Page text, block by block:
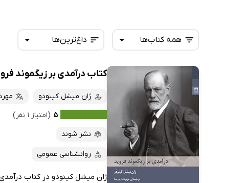
داغ‌ترین‌ها
تازه‌ها
داغ‌ترین‌ها
پربحث‌ها
ارزان ترین‌ها
همه کتاب‌ها
همه کتاب‌ها
کتاب‌های صوتی
کتاب‌های متنی
کتاب درآمدی بر زیگموند
ژان میشل کینودو
۵ (امتیاز ۱ نفر)
نشر شوند
روانشناسی عمومی
ژان میشل کینودو در کتاب